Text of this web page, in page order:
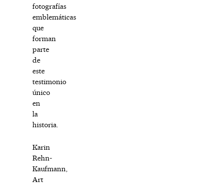
fotografías
emblemáticas
que
forman
parte
de
este
testimonio
único
en
la
historia.
Karin
Rehn-
Kaufmann,
Art